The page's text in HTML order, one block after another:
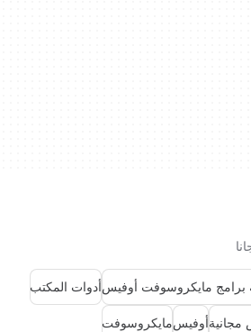
برامج مايكروسوفت أوفيسأدوات المكتب
أوفيسمايكروسوفت